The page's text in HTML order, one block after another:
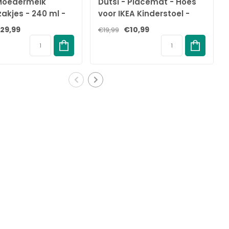
- 240 ml -
– Lekvrije
zakjes met
sluiting – BPA-vrij
- Recyclebaar
voor IKEA Kinderstoel -
Antraciet - Antilop -
Tafelcover
€19,99 €10,99